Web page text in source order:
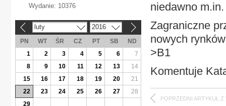
niedawno
Zagraniczne
nowych
>B1
Komentuje
POPRZEDNI ARTYKUŁ Z
Wydanie: 10376
luty 2016
PN WT ŚR CZ PT SB
ND
1
2 3 4 5 6
7
8
9 10 11 12 13
14
15
16 17 18 19 20
21
22
23 24 25 26 27
28
29